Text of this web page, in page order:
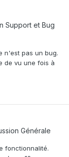
Support et Bug
n'est pas un bug.
de vu une fois à
Générale
fonctionnalité.